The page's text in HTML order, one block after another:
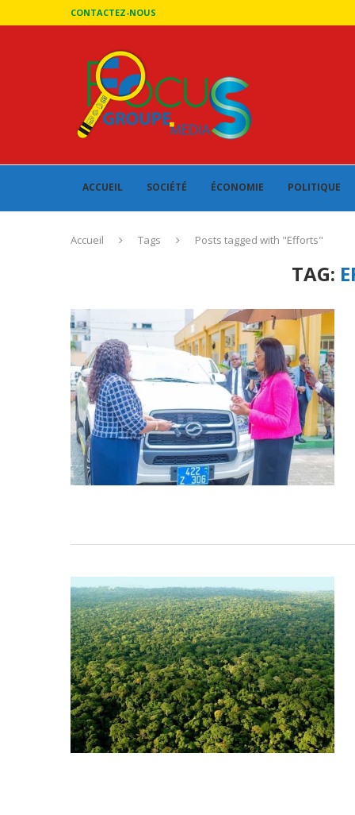
CONTACTEZ-NOUS
ACCUEIL SOCIÉTÉ ÉCONOMIE POLITIQUE
Accueil Tags Posts tagged with "Efforts"
TAG: